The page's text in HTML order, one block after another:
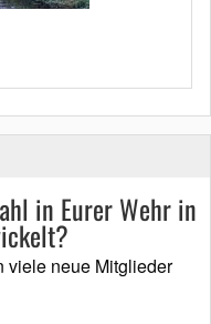
in Eurer Wehr in
viele neue Mitglieder